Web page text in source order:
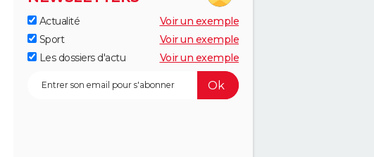
Actualité
Voir un exemple
Sport
Voir un exemple
Les dossiers d'actu
Voir un exemple